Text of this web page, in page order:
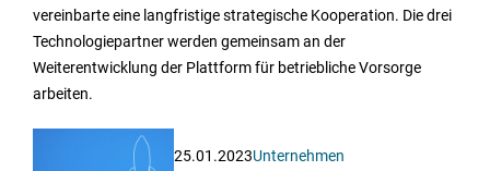
vereinbarte eine langfristige strategische Kooperation. Die drei
Technologiepartner werden gemeinsam an der
Weiterentwicklung der Plattform für betriebliche Vorsorge
arbeiten.
25.01.2023Unternehmen